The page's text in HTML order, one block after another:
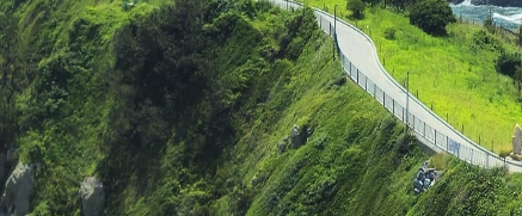
알리는 이야기
공지사항소식받기활동현황자료실문의하기
마음잇기
기부・후원하기 연간기금 및 활동 실적내역
KO
Beyond the Route